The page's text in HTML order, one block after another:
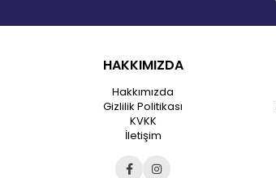
HAKKIMIZDA
Hakkımızda
Gizlilik Politikası
KVKK
İletişim